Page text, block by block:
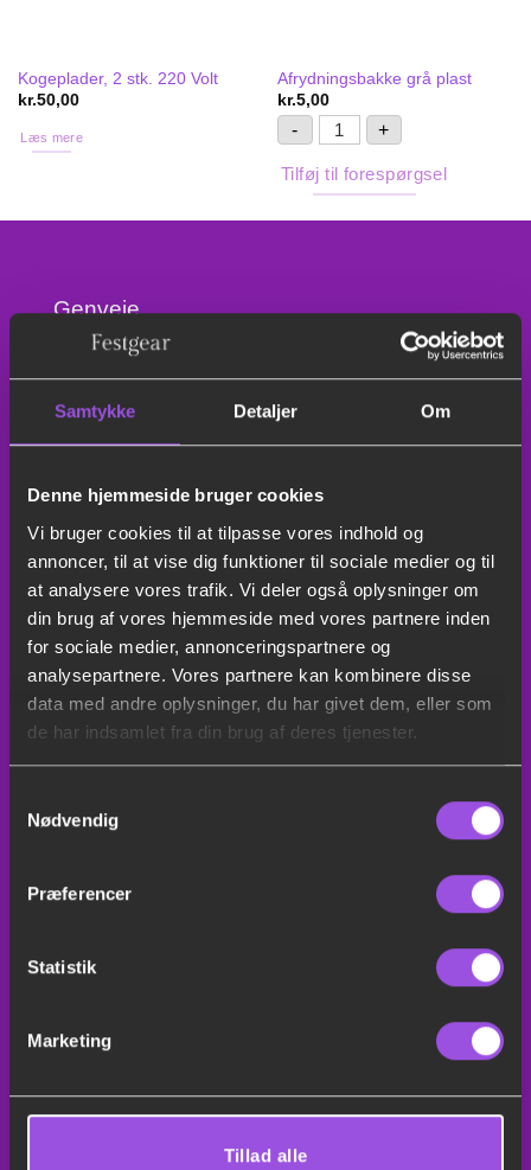
Samtykke Detaljer Om
Denne hjemmeside bruger cookies
Vi bruger cookies til at tilpasse vores indhold og
annoncer, til at vise dig funktioner til sociale medier og til
at analysere vores trafik. Vi deler også oplysninger om
din brug af vores hjemmeside med vores partnere inden
for sociale medier, annonceringspartnere og
analysepartnere. Vores partnere kan kombinere disse
data med andre oplysninger, du har givet dem, eller som
de har indsamlet fra din brug af deres tjenester.
Nødvendig
Præferencer
Statistik
Marketing
Tillad alle
Kogeplader, 2 stk. 220 Volt
kr.50,00
Læs mere
Afrydningsbakke grå plast
kr.5,00
Tilføj til forespørgsel
- Afrydningsbakke grå
+
Genveje
Bryllupstelt
Leje af køleskab
Leje af borde og stole
Leje af hoppeborge
Leje af slush ice maskine
Serviceudlejning
Festudlejning Birkerød